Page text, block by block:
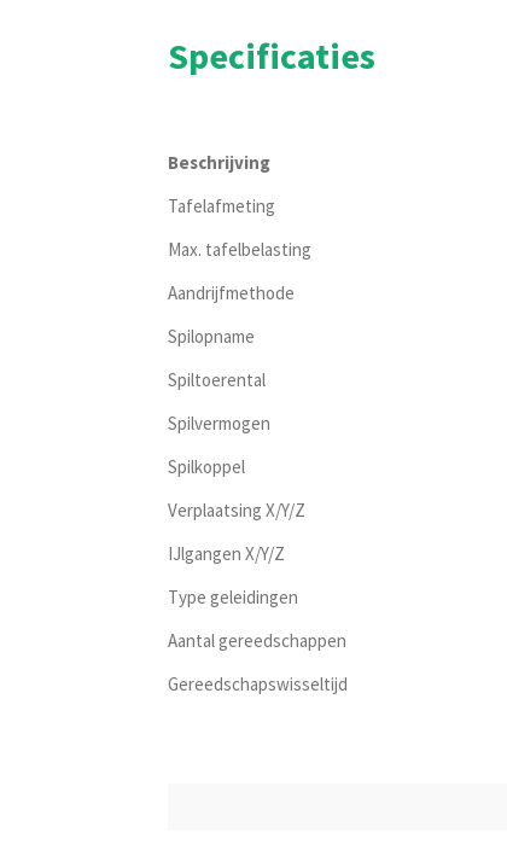
Specificaties
Beschrijving
Tafelafmeting
Max. tafelbelasting
Aandrijfmethode
Spilopname
Spiltoerental
Spilvermogen
Spilkoppel
Verplaatsing X/Y/Z
IJlgangen X/Y/Z
Type geleidingen
Aantal gereedschappen
Gereedschapswisseltijd